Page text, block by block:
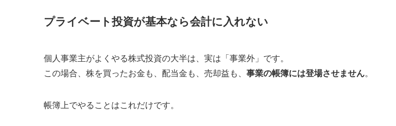
プライベート投資が基本なら会計に入れない
個人事業主がよくやる株式投資の大半は、実は「事業外」です。
この場合、株を買ったお金も、配当金も、売却益も、 事業の帳簿には登場させません。
帳簿上でやることはこれだけです。